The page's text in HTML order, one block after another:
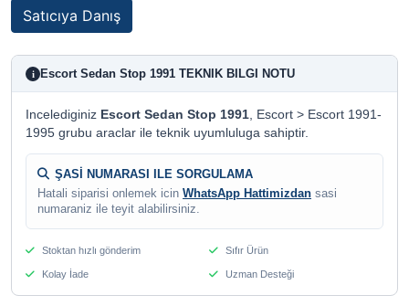
Satıcıya Danış
i Escort Sedan Stop 1991 TEKNIK BILGI NOTU
Incelediginiz Escort Sedan Stop 1991, Escort > Escort 1991-
1995 grubu araclar ile teknik uyumluluga sahiptir.
ŞASİ NUMARASI ILE SORGULAMA
Hatali siparisi onlemek icin WhatsApp Hattimizdan sasi
numaraniz ile teyit alabilirsiniz.
Stoktan hızlı gönderim Sıfır Ürün
Kolay İade Uzman Desteği